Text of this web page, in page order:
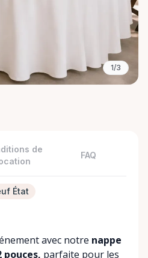
1/3
de
FAQ
État
avec notre nappe
pouces, parfaite pour les